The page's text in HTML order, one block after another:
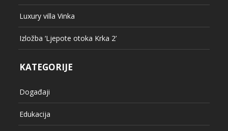
Luxury villa Vinka
Izložba ‘Ljepote otoka Krka 2’
KATEGORIJE
Događaji
Edukacija